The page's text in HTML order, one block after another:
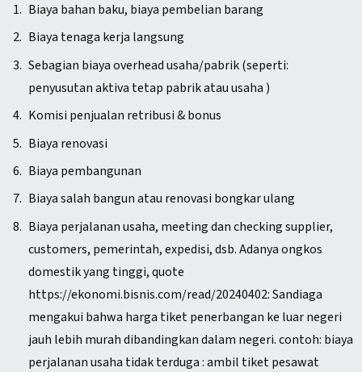
Biaya bahan baku, biaya pembelian barang
Biaya tenaga kerja langsung
Sebagian biaya overhead usaha/pabrik (seperti:
penyusutan aktiva tetap pabrik atau usaha )
Komisi penjualan retribusi & bonus
Biaya renovasi
Biaya pembangunan
Biaya salah bangun atau renovasi bongkar ulang
Biaya perjalanan usaha, meeting dan checking supplier,
customers, pemerintah, expedisi, dsb. Adanya ongkos
domestik yang tinggi, quote
https://ekonomi.bisnis.com/read/20240402: Sandiaga
mengakui bahwa harga tiket penerbangan ke luar negeri
jauh lebih murah dibandingkan dalam negeri. contoh: biaya
perjalanan usaha tidak terduga : ambil tiket pesawat